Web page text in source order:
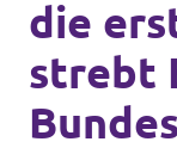
Lokale Teams
Volt in
Programm
Über Volt
die
strebt